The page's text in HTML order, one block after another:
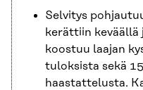
Selvitys
kerättiin keväällä
koostuu laajan
tuloksista sekä
haastattelusta.